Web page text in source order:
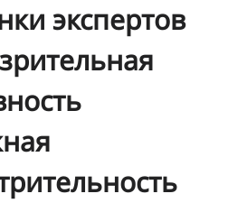
экспертов